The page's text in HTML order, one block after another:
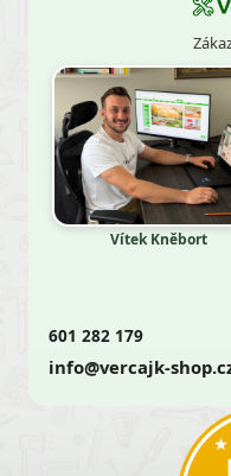
Vítek Kněbort
601 282 179
info@vercajk-